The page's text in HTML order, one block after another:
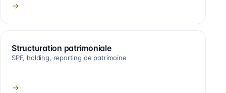
→
Structuration patrimoniale
SPF, holding, reporting de patrimoine
→